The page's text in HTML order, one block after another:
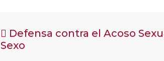
Defensa contra el Acoso
Sexo